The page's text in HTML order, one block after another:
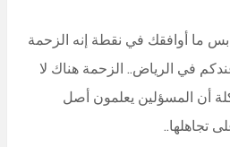
بس ما أوافقك في نقطة إنه الزحمة
في الرياض.. الزحمة هناك لا
أن المسؤلين يعلمون أصل
تجاهلها..